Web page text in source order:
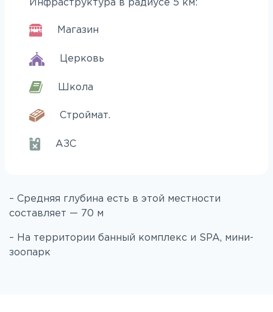
Инфраструктура в радиусе 5 км:
Магазин
Церковь
Школа
Строймат.
АЗС
– Средняя глубина есть в этой местности
составляет — 70 м
– На территории банный комплекс и SPA, мини-
зоопарк